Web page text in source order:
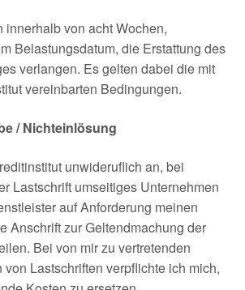
innerhalb von acht Wochen,
Belastungsdatum, die Erstattung des
verlangen. Es gelten dabei die mit
vereinbarten Bedingungen.
/ Nichteinlösung
unwideruflich an, bei
Lastschrift umseitiges Unternehmen
auf Anforderung meinen
Anschrift zur Geltendmachung der
Bei von mir zu vertretenden
Lastschriften verpflichte ich mich,